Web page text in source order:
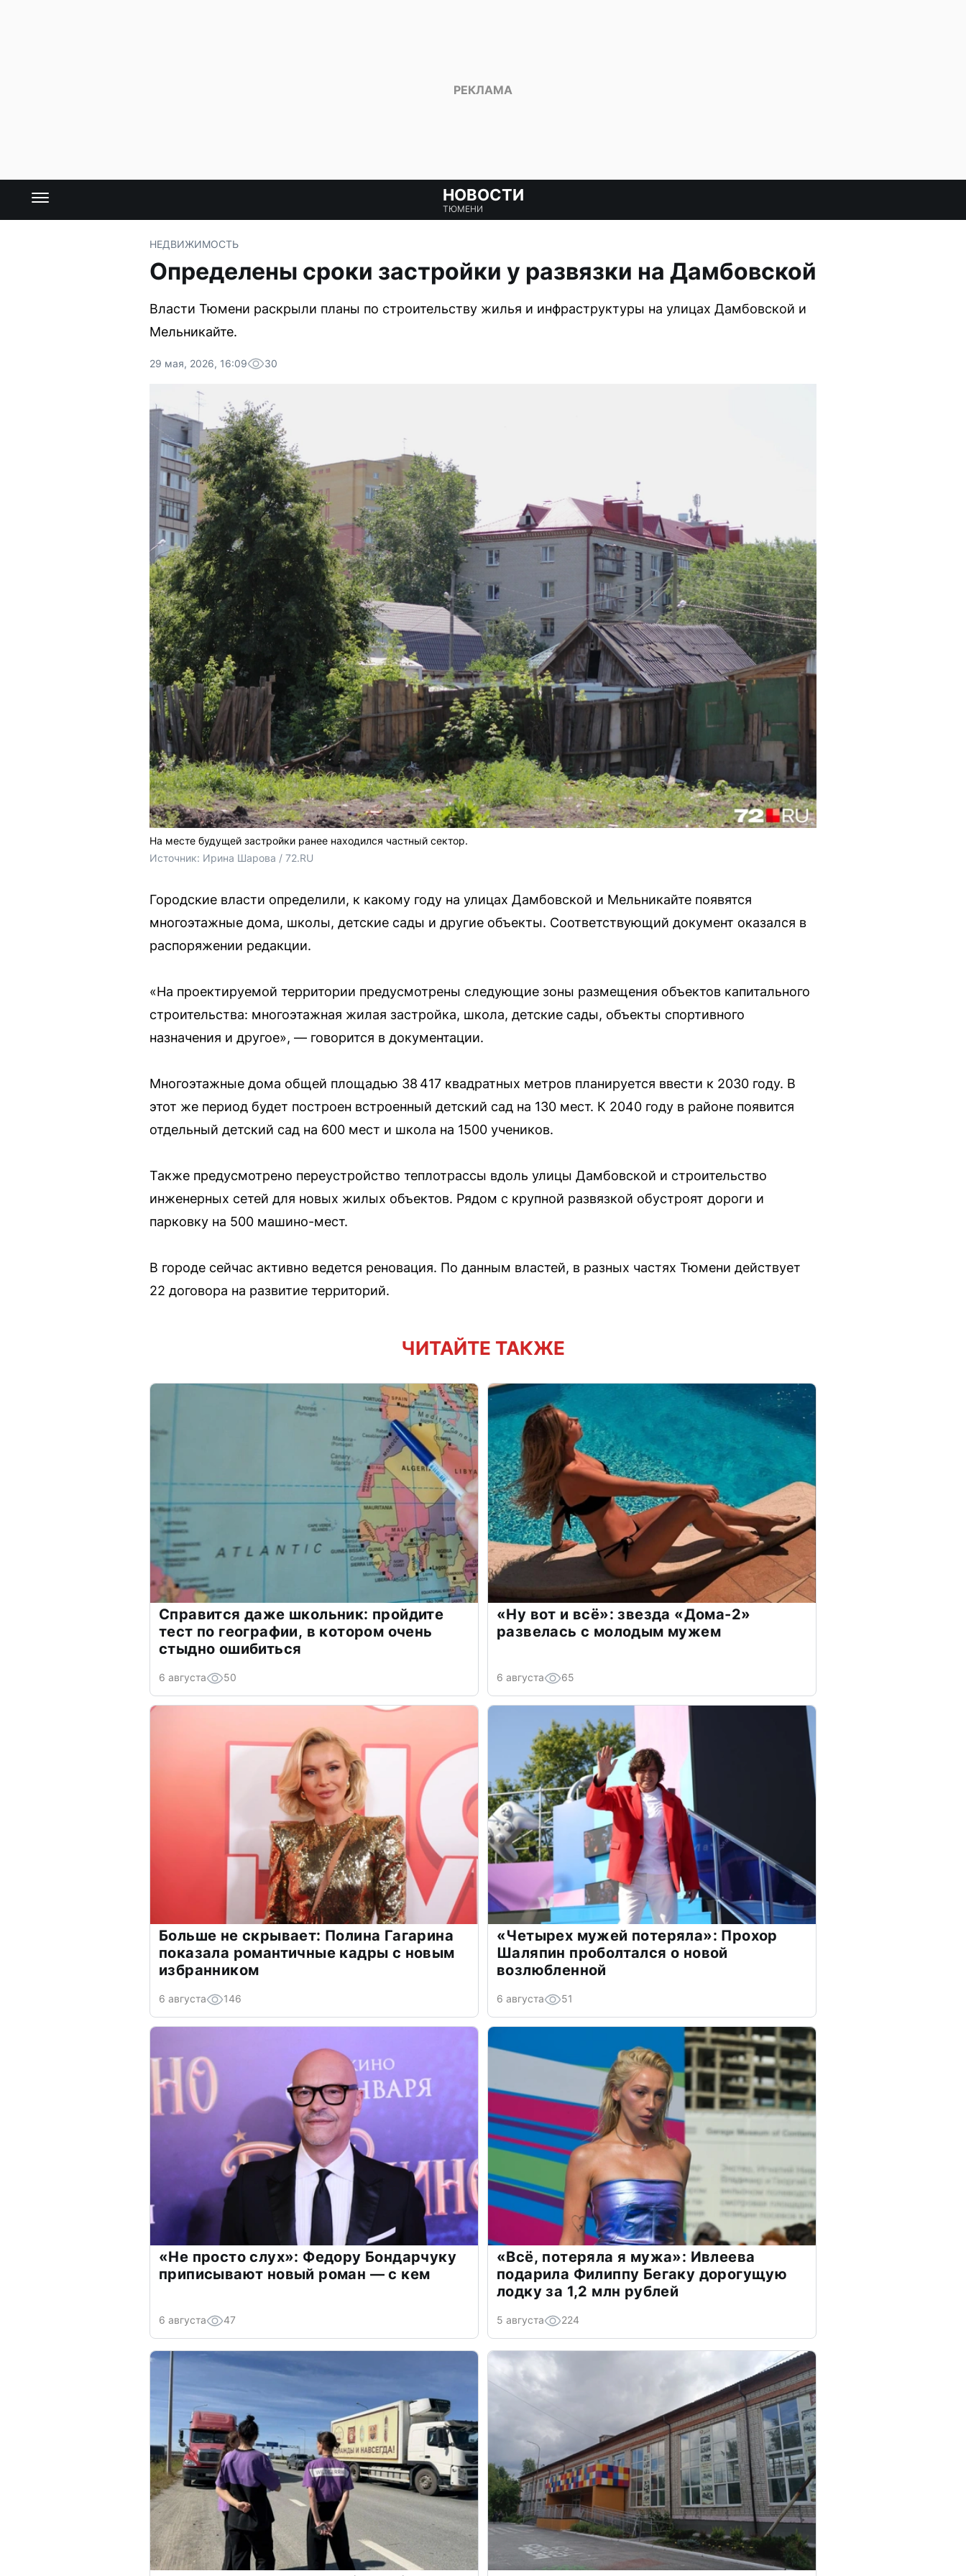
НОВОСТИ
ТЮМЕНИ
НЕДВИЖИМОСТЬ
Определены сроки застройки у развязки на Дамбовской
Власти Тюмени раскрыли планы по строительству жилья и инфраструктуры на улицах Дамбовской и
Мельникайте.
29 мая, 2026, 16:09 30
На месте будущей застройки ранее находился частный сектор.
Источник: Ирина Шарова / 72.RU
Городские власти определили, к какому году на улицах Дамбовской и Мельникайте появятся
многоэтажные дома, школы, детские сады и другие объекты. Соответствующий документ оказался в
распоряжении редакции.
«На проектируемой территории предусмотрены следующие зоны размещения объектов капитального
строительства: многоэтажная жилая застройка, школа, детские сады, объекты спортивного
назначения и другое», — говорится в документации.
Многоэтажные дома общей площадью 38 417 квадратных метров планируется ввести к 2030 году. В
этот же период будет построен встроенный детский сад на 130 мест. К 2040 году в районе появится
отдельный детский сад на 600 мест и школа на 1500 учеников.
Также предусмотрено переустройство теплотрассы вдоль улицы Дамбовской и строительство
инженерных сетей для новых жилых объектов. Рядом с крупной развязкой обустроят дороги и
парковку на 500 машино-мест.
В городе сейчас активно ведется реновация. По данным властей, в разных частях Тюмени действует
22 договора на развитие территорий.
ЧИТАЙТЕ ТАКЖЕ
Справится даже школьник: пройдите
тест по географии, в котором очень
стыдно ошибиться
6 августа 50
«Ну вот и всё»: звезда «Дома-2»
развелась с молодым мужем
6 августа 65
Больше не скрывает: Полина Гагарина
показала романтичные кадры с новым
избранником
6 августа 146
«Четырех мужей потеряла»: Прохор
Шаляпин проболтался о новой
возлюбленной
6 августа 51
«Не просто слух»: Федору Бондарчуку
приписывают новый роман — с кем
6 августа 47
«Всё, потеряла я мужа»: Ивлеева
подарила Филиппу Бегаку дорогущую
лодку за 1,2 млн рублей
5 августа 224